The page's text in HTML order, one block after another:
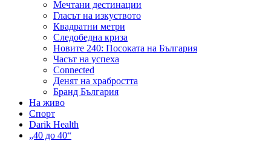
Мечтани дестинации
Гласът на изкуството
Квадратни метри
Следобедна криза
Новите 240: Посоката на България
Часът на успеха
Connected
Денят на храбростта
Бранд България
На живо
Спорт
Darik Health
„40 до 40“